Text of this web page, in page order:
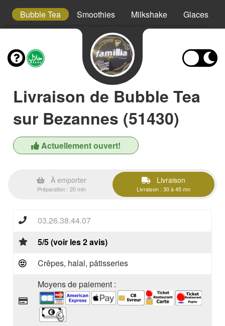
Bubble Tea Smoothies Milkshake Glaces
Livraison de Bubble Tea
sur Bezannes (51430)
Actuellement ouvert!
À emporter
Préparation : 20 min
Livraison
Livraison : 30 à 45 mn
03.26.38.44.07
5/5 (voir les 2 avis)
Crêpes, halal, pâtisseries
Moyens de paiement :